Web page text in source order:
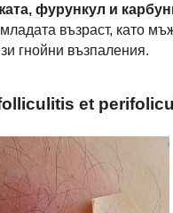
фурункул и
възраст, като
гнойни възпаления.
et